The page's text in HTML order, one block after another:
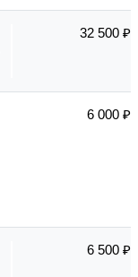
32 500 ₽
6 000 ₽
6 500 ₽